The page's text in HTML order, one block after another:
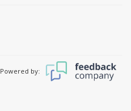
Powered by: